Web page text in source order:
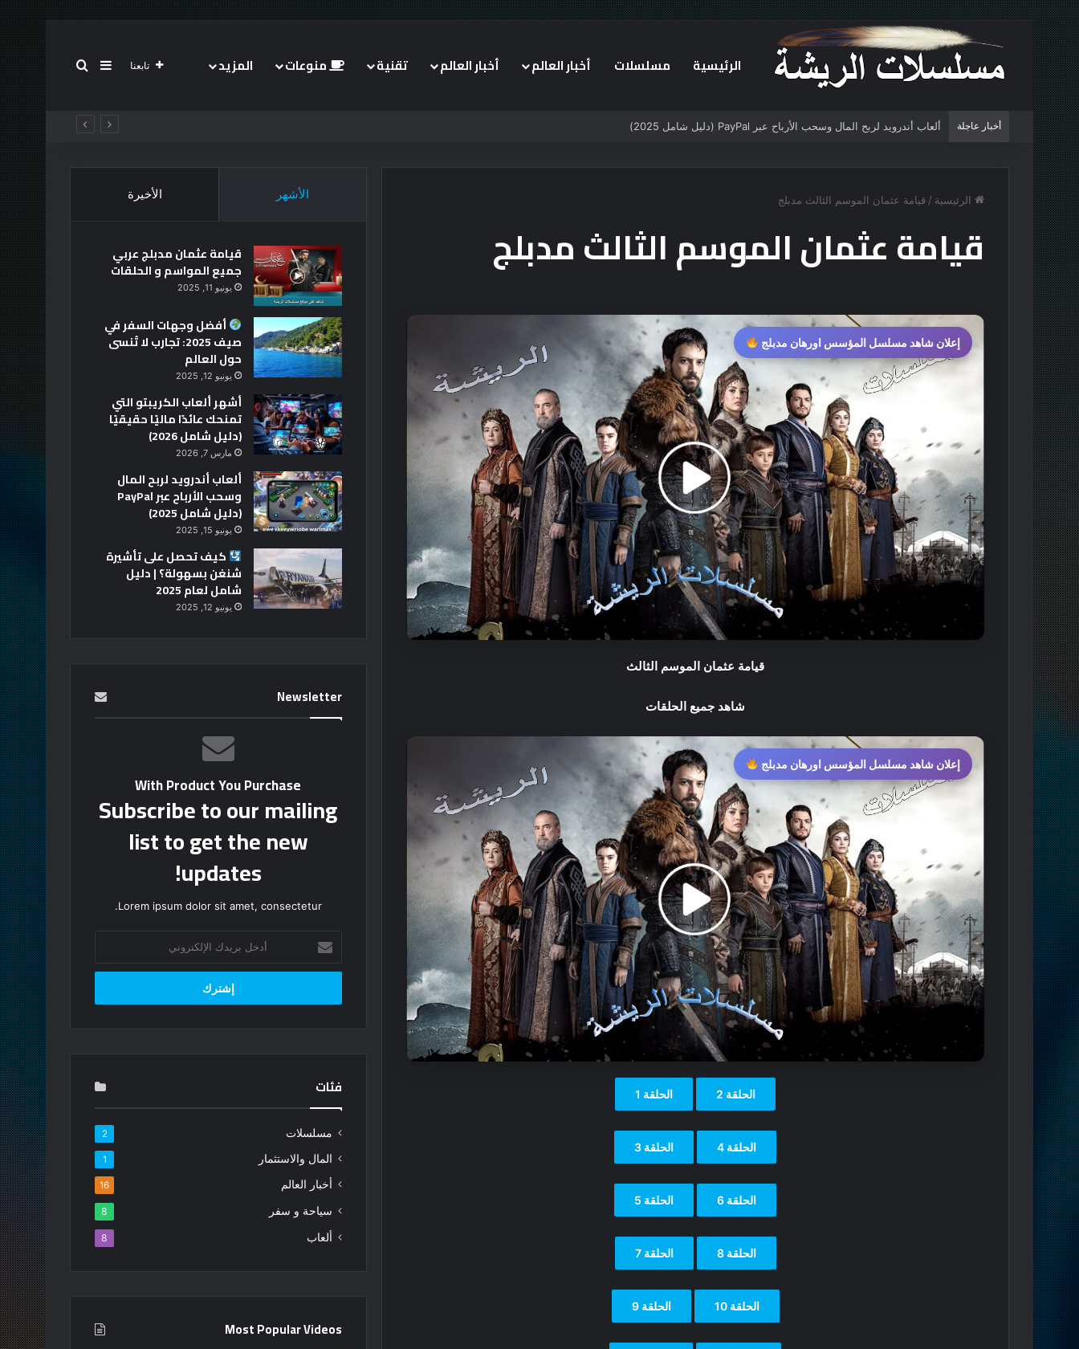
الرئيسية مسلسلات أخبار العالم أخبار العالم تقنية منوعات المزيد تابعنا إضافة عمود جانبي
بحث عن
أخبار عاجلة ألعاب أندرويد لربح المال وسحب الأرباح عبر PayPal (دليل شامل 2025)
الرئيسية / قيامة عثمان الموسم الثالث مدبلج
قيامة عثمان الموسم الثالث مدبلج
إعلان شاهد مسلسل المؤسس اورهان مدبلج
قيامة عثمان الموسم الثالث
شاهد جميع الحلقات
إعلان شاهد مسلسل المؤسس اورهان مدبلج
الحلقة 2 الحلقة 1
الحلقة 4 الحلقة 3
الحلقة 6 الحلقة 5
الحلقة 8 الحلقة 7
الحلقة 10 الحلقة 9
الأشهر الأخيرة
قيامة عثمان مدبلج عربي
جميع المواسم و الحلقات
يونيو 11, 2025
أفضل وجهات السفر في
صيف 2025: تجارب لا تُنسى
حول العالم
يونيو 12, 2025
أشهر ألعاب الكريبتو التي
تمنحك عائدًا ماليًا حقيقيًا
(دليل شامل 2026)
مارس 7, 2026
ألعاب أندرويد لربح المال
وسحب الأرباح عبر PayPal
(دليل شامل 2025)
يونيو 15, 2025
كيف تحصل على تأشيرة
شنغن بسهولة؟ | دليل
شامل لعام 2025
يونيو 12, 2025
Newsletter
With Product You Purchase
Subscribe to our mailing
list to get the new
updates!
Lorem ipsum dolor sit amet, consectetur.
بريدك
الإلكتروني
فئات
مسلسلات 2
المال والاستثمار 1
أخبار العالم 16
سياحة و سفر 8
ألعاب 8
Most Popular Videos